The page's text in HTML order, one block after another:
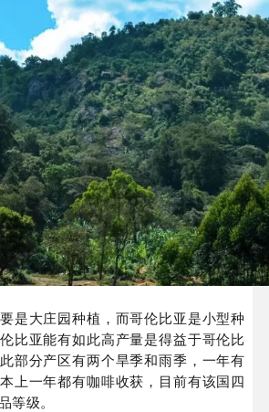
是大庄园种植，而哥伦比亚是小型种
比亚能有如此高产量是得益于哥伦比
部分产区有两个旱季和雨季，一年有
上一年都有咖啡收获，目前有该国四
等级。